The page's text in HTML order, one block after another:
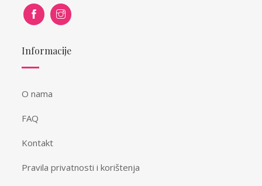
Informacije
O nama
FAQ
Kontakt
Pravila privatnosti i korištenja